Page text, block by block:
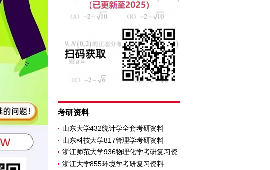
考研资料
山东大学432统计学全套考研资料
山东科技大学817管理学考研资料
浙江师范大学936物理化学考研复习资
浙江大学855环境学考研复习资料